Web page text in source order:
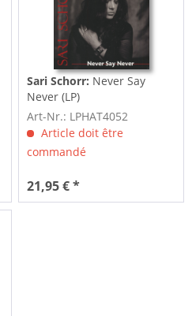
Sari Schorr: Never Say
Never (LP)
Art-Nr.: LPHAT4052
Article doit être
commandé
21,95 € *